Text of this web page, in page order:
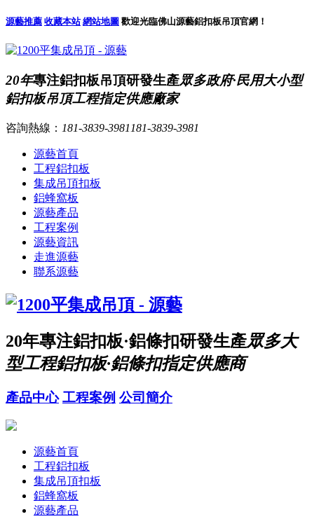
源藝推薦 收藏本站 網站地圖 歡迎光臨佛山源藝鋁扣板吊頂官網！
20年專注鋁扣板吊頂研發生產眾多政府·民用大小型
鋁扣板吊頂工程指定供應廠家
咨詢熱線： 181-3839-3981 181-3839-3981
源藝首頁
工程鋁扣板
集成吊頂扣板
鋁蜂窩板
源藝產品
工程案例
源藝資訊
走進源藝
聯系源藝
20年專注鋁扣板·鋁條扣研發生產眾多大
型工程鋁扣板·鋁條扣指定供應商
產品中心 工程案例 公司簡介
源藝首頁
工程鋁扣板
集成吊頂扣板
鋁蜂窩板
源藝產品